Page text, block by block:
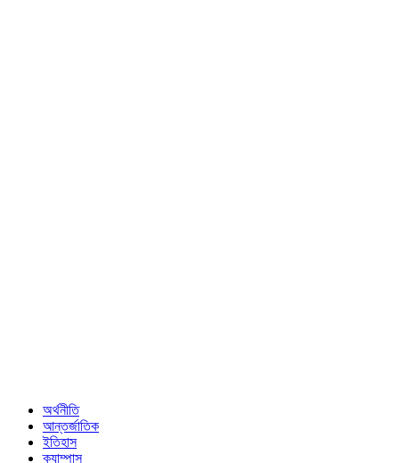
অর্থনীতি
আন্তর্জাতিক
ইতিহাস
ক্যাম্পাস